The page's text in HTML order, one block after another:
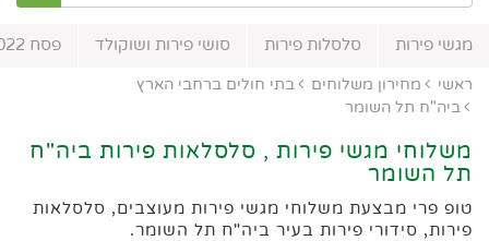
מגשי פירות סלסלות פירות סושי פירות ושוקולד פסח 2022
ראשי מחירון משלוחים
בתי חולים ברחבי הארץ
ביה"ח תל השומר
משלוחי מגשי פירות , סלסלאות פירות ביה"ח
תל השומר
טופ פרי מבצעת משלוחי מגשי פירות מעוצבים, סלסלאות
פירות, סידורי פירות בעיר ביה"ח תל השומר.